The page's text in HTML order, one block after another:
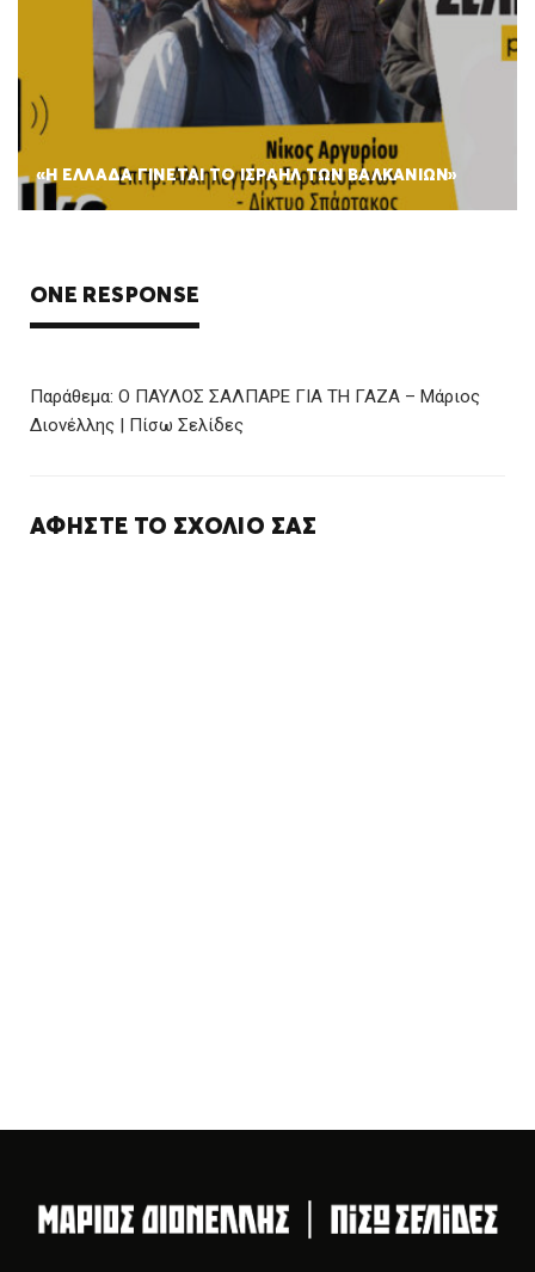
«Η ΕΛΛΑΔΑ ΓΙΝΕΤΑΙ ΤΟ ΙΣΡΑΗΛ ΤΩΝ ΒΑΛΚΑΝΙΩΝ»
ONE RESPONSE
Παράθεμα: Ο ΠΑΥΛΟΣ ΣΑΛΠΑΡΕ ΓΙΑ ΤΗ ΓΑΖΑ – Μάριος
Διονέλλης | Πίσω Σελίδες
ΑΦΉΣΤΕ ΤΟ ΣΧΌΛΙΌ ΣΑΣ